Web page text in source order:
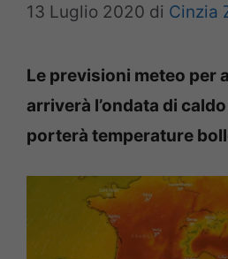
13 Luglio 2020 di Cinzia
Le previsioni meteo per
arriverà l’ondata di
porterà temperature